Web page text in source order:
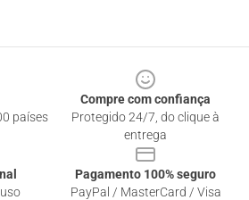
países
Compre com confiança
Protegido 24/7, do clique à
entrega
Pagamento 100% seguro
PayPal / MasterCard / Visa